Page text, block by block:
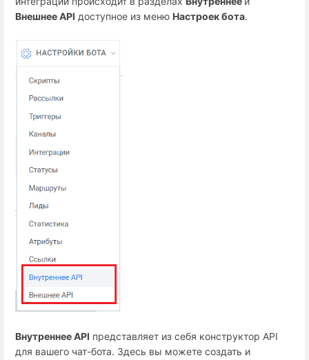
Внешнее API доступное из меню Настроек бота.
Внутреннее API представляет из себя конструктор API
для вашего чат-бота. Здесь вы можете создать и